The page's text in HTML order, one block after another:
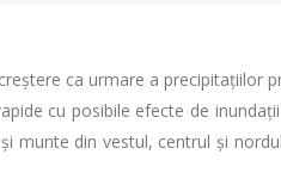
ca urmare a precipitaţiilor
cu posibile efecte de
munte din vestul, centrul și